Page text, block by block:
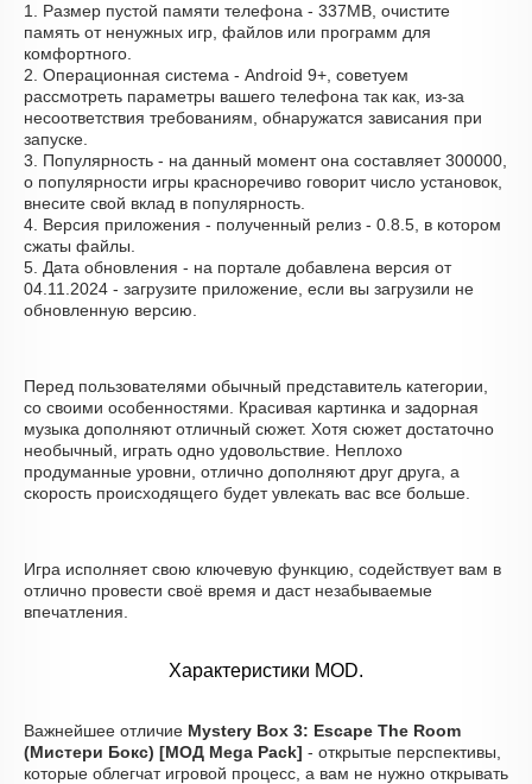
1. Размер пустой памяти телефона - 337MB, очистите
память от ненужных игр, файлов или программ для
комфортного.
2. Операционная система - Android 9+, советуем
рассмотреть параметры вашего телефона так как, из-за
несоответствия требованиям, обнаружатся зависания при
запуске.
3. Популярность - на данный момент она составляет 300000,
о популярности игры красноречиво говорит число установок,
внесите свой вклад в популярность.
4. Версия приложения - полученный релиз - 0.8.5, в котором
сжаты файлы.
5. Дата обновления - на портале добавлена версия от
04.11.2024 - загрузите приложение, если вы загрузили не
обновленную версию.
Перед пользователями обычный представитель категории,
со своими особенностями. Красивая картинка и задорная
музыка дополняют отличный сюжет. Хотя сюжет достаточно
необычный, играть одно удовольствие. Неплохо
продуманные уровни, отлично дополняют друг друга, а
скорость происходящего будет увлекать вас все больше.
Игра исполняет свою ключевую функцию, содействует вам в
отлично провести своё время и даст незабываемые
впечатления.
Характеристики MOD.
Важнейшее отличие Mystery Box 3: Escape The Room
(Мистери Бокс) [МОД Mega Pack] - открытые перспективы,
которые облегчат игровой процесс, а вам не нужно открывать